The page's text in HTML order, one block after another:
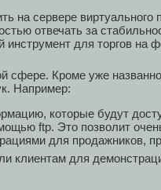
на сервере виртуального
отвечать за
инструмент для торгов на
сфере. Кроме уже
Например:
которые будут
ftp. Это позволит
для продажников,
клиентам для